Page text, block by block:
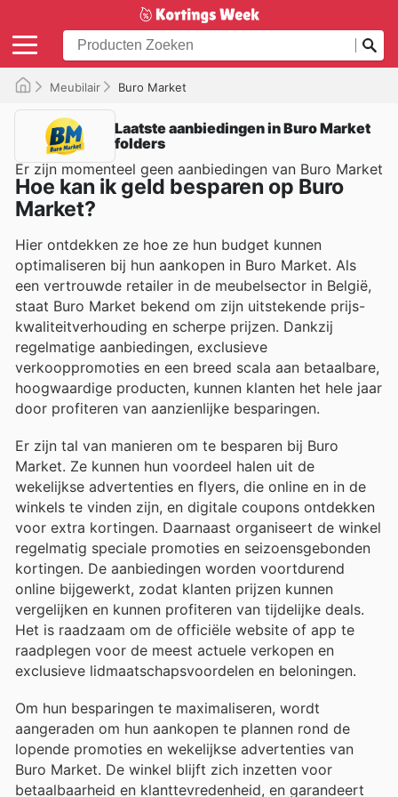
Meubilair Buro Market
Laatste aanbiedingen in Buro Market
folders
Er zijn momenteel geen aanbiedingen van Buro Market
Hoe kan ik geld besparen op Buro
Market?
Hier ontdekken ze hoe ze hun budget kunnen
optimaliseren bij hun aankopen in Buro Market. Als
een vertrouwde retailer in de meubelsector in België,
staat Buro Market bekend om zijn uitstekende prijs-
kwaliteitverhouding en scherpe prijzen. Dankzij
regelmatige aanbiedingen, exclusieve
verkooppromoties en een breed scala aan betaalbare,
hoogwaardige producten, kunnen klanten het hele jaar
door profiteren van aanzienlijke besparingen.
Er zijn tal van manieren om te besparen bij Buro
Market. Ze kunnen hun voordeel halen uit de
wekelijkse advertenties en flyers, die online en in de
winkels te vinden zijn, en digitale coupons ontdekken
voor extra kortingen. Daarnaast organiseert de winkel
regelmatig speciale promoties en seizoensgebonden
kortingen. De aanbiedingen worden voortdurend
online bijgewerkt, zodat klanten prijzen kunnen
vergelijken en kunnen profiteren van tijdelijke deals.
Het is raadzaam om de officiële website of app te
raadplegen voor de meest actuele verkopen en
exclusieve lidmaatschapsvoordelen en beloningen.
Om hun besparingen te maximaliseren, wordt
aangeraden om hun aankopen te plannen rond de
lopende promoties en wekelijkse advertenties van
Buro Market. De winkel blijft zich inzetten voor
betaalbaarheid en klanttevredenheid, en garandeert